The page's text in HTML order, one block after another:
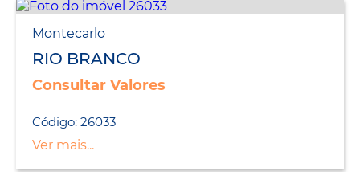
Montecarlo
RIO BRANCO
Consultar Valores
Código: 26033
Ver mais...